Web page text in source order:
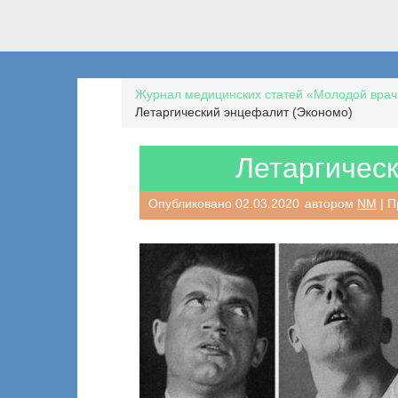
Журнал медицинских статей «Молодой
Летаргический энцефалит (Экономо)
Опубликовано 02.03.2020 автором NM |